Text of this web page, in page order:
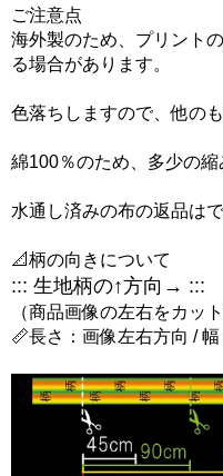
ご注意点
海外製のため、プリント
る場合があります。
色落ちしますので、他の
綿100％のため、多少の縮
水通し済みの布の返品はで
📐柄の向きについて
::: 生地柄の↑方向→ :::
（商品画像の左右をカッ
📏長さ：画像左右方向 /